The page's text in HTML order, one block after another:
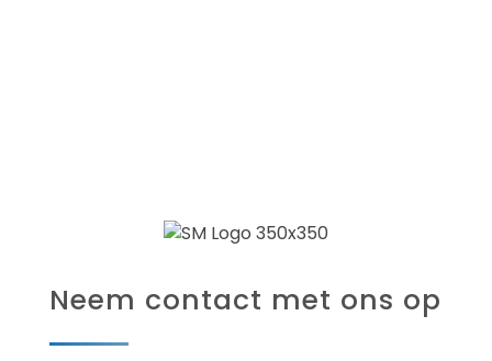
Neem contact met ons op